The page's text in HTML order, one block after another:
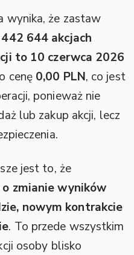
wynika, że zastaw
644 akcjach
to 10 czerwca 2026
cenę 0,00 PLN, co jest
ponieważ nie
lub zakup akcji, lecz
jest to, że
zmianie wyników
nowym kontrakcie
. To przede wszystkim
osoby blisko